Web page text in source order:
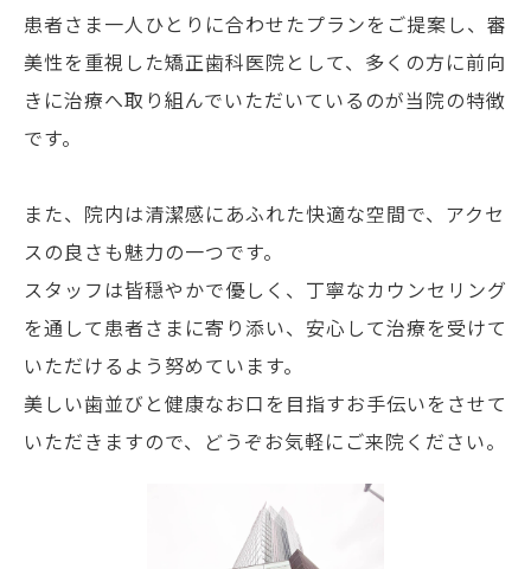
患者さま一人ひとりに合わせたプランをご提案し、審
美性を重視した矯正歯科医院として、多くの方に前向
きに治療へ取り組んでいただいているのが当院の特徴
です。
また、院内は清潔感にあふれた快適な空間で、アクセ
スの良さも魅力の一つです。
スタッフは皆穏やかで優しく、丁寧なカウンセリング
を通して患者さまに寄り添い、安心して治療を受けて
いただけるよう努めています。
美しい歯並びと健康なお口を目指すお手伝いをさせて
いただきますので、どうぞお気軽にご来院ください。